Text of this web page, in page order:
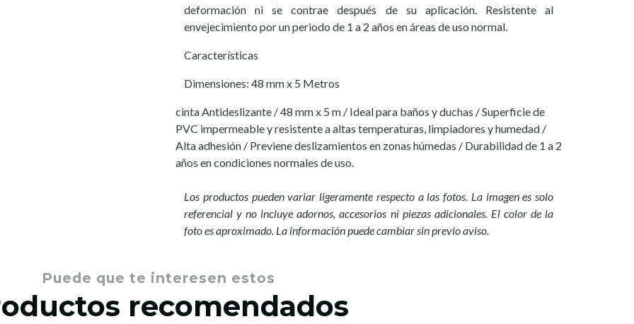
deformación ni se contrae después de su aplicación. Resistente al
envejecimiento por un periodo de 1 a 2 años en áreas de uso normal.
Características
Dimensiones: 48 mm x 5 Metros
cinta Antideslizante / 48 mm x 5 m / Ideal para baños y duchas / Superficie de
PVC impermeable y resistente a altas temperaturas, limpiadores y humedad /
Alta adhesión / Previene deslizamientos en zonas húmedas / Durabilidad de 1 a 2
años en condiciones normales de uso.
Los productos pueden variar ligeramente respecto a las fotos. La imagen es solo
referencial y no incluye adornos, accesorios ni piezas adicionales. El color de la
foto es aproximado. La información puede cambiar sin previo aviso.
Puede que te interesen estos
recomendados